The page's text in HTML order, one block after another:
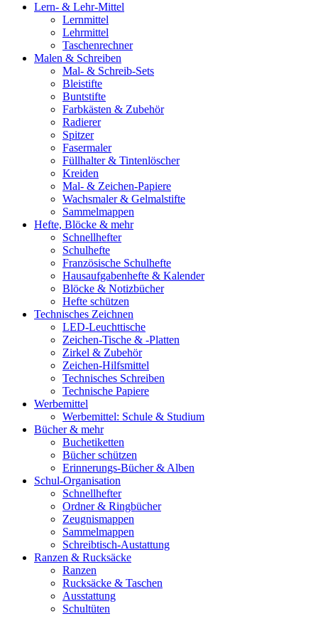
Lern- & Lehr-Mittel
Lernmittel
Lehrmittel
Taschenrechner
Malen & Schreiben
Mal- & Schreib-Sets
Bleistifte
Buntstifte
Farbkästen & Zubehör
Radierer
Spitzer
Fasermaler
Füllhalter & Tintenlöscher
Kreiden
Mal- & Zeichen-Papiere
Wachsmaler & Gelmalstifte
Sammelmappen
Hefte, Blöcke & mehr
Schnellhefter
Schulhefte
Französische Schulhefte
Hausaufgabenhefte & Kalender
Blöcke & Notizbücher
Hefte schützen
Technisches Zeichnen
LED-Leuchttische
Zeichen-Tische & -Platten
Zirkel & Zubehör
Zeichen-Hilfsmittel
Technisches Schreiben
Technische Papiere
Werbemittel
Werbemittel: Schule & Studium
Bücher & mehr
Buchetiketten
Bücher schützen
Erinnerungs-Bücher & Alben
Schul-Organisation
Schnellhefter
Ordner & Ringbücher
Zeugnismappen
Sammelmappen
Schreibtisch-Austattung
Ranzen & Rucksäcke
Ranzen
Rucksäcke & Taschen
Ausstattung
Schultüten